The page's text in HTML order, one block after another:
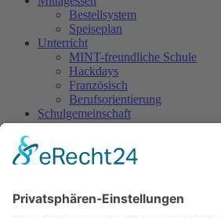
Bestellsystem
Speiseplan
Unterricht
MINT-freundliche Schule
Hackdays
Französisch
Berufsorientierung
Schulgemeinschaft
Schulsozialarbeit
Sani-Dienst
World Robot Olympiad (WRO)